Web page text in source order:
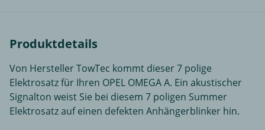
Produktdetails
Von Hersteller TowTec kommt dieser 7 polige
Elektrosatz für Ihren OPEL OMEGA A. Ein akustischer
Signalton weist Sie bei diesem 7 poligen Summer
Elektrosatz auf einen defekten Anhängerblinker hin.